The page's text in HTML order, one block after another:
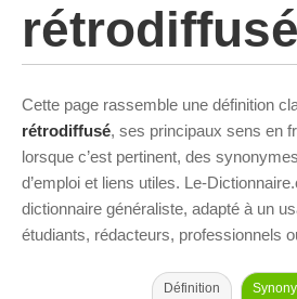
rétrodiffusé
Cette page rassemble une définition
rétrodiffusé, ses principaux sens en
lorsque c’est pertinent, des
d’emploi et liens utiles. Le-
dictionnaire généraliste, adapté à un
étudiants, rédacteurs, professionnels
Définition